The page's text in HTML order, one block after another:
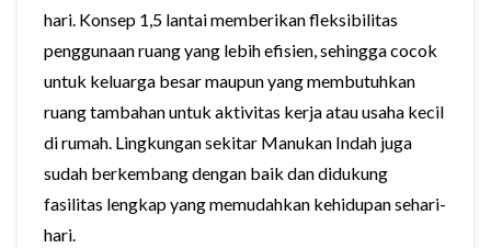
hari. Konsep 1,5 lantai memberikan fleksibilitas
penggunaan ruang yang lebih efisien, sehingga cocok
untuk keluarga besar maupun yang membutuhkan
ruang tambahan untuk aktivitas kerja atau usaha kecil
di rumah. Lingkungan sekitar Manukan Indah juga
sudah berkembang dengan baik dan didukung
fasilitas lengkap yang memudahkan kehidupan sehari-
hari.